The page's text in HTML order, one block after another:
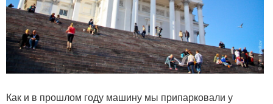
Как и в прошлом году машину мы припарковали у